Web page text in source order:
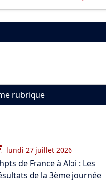
rubrique
lundi 27 juillet 2026
de France à Albi : Les
de la 3ème journée